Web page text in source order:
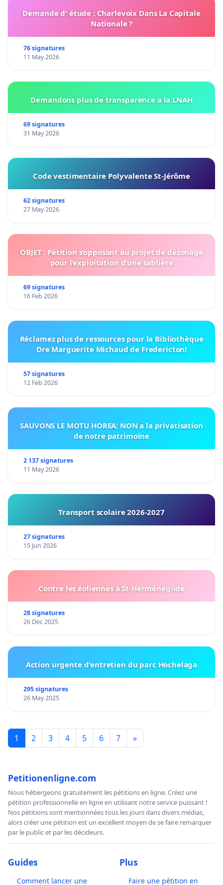
Demande d' étude : Charlevoix Dans La Capitale
Nationale ?
76 signatures
11 May 2026
Demandons plus de transparence a la LNAH
69 signatures
31 May 2026
Code vestimentaire Polyvalente St-Jérôme
62 signatures
27 May 2026
OBJET : Pétition s’opposant au projet de dézonage
pour l’exploitation d’une sablière
69 signatures
16 Feb 2026
Réclamez plus de ressources pour la Bibliothèque
Dre Marguerite Michaud de Fredericton!
57 signatures
12 Feb 2026
SAUVONS LE MOTU HOREA: NON a la privatisation
de notre patrimoine
2 137 signatures
11 May 2026
Transport scolaire 2026-2027
27 signatures
15 Jun 2026
Contre les éoliennes à St-Herménégilde
28 signatures
26 Dec 2025
Action urgente d'entretien du parc Hochelaga
295 signatures
26 May 2025
1 2 3 4 5 6 7 »
Petitionenligne.com
Nous hébergeons gratuitement les pétitions en ligne. Créez une
pétition professionnelle en ligne en utilisant notre service puissant !
Nos pétitions sont mentionnées tous les jours dans divers médias,
alors créer une pétition est un excellent moyen de se faire remarquer
par le public et par les décideurs.
Guides
Comment lancer une
Plus
Faire une pétition en